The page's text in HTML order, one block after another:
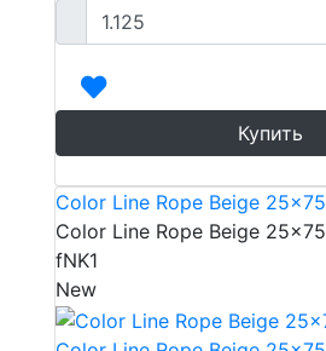
Купить
Color Line Rope Beige 25x75
Color Line Rope Beige 25x75
fNK1
New